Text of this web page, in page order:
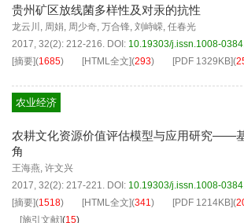
贵州矿区放线菌多样性及对汞的抗性
龙云川 , 周娟, 周少奇, 万合锋, 刘峙嵘, 任春光
2017, 32(2): 212-216. DOI: 10.19303/j.issn.1008-
[摘要](1685) [HTML全文](293) [PDF 1329KB](
农业经济
农耕文化资源价值评估模型与应用研究——
角
王海燕, 许文兴
2017, 32(2): 217-221. DOI: 10.19303/j.issn.1008-
[摘要](1518) [HTML全文](341) [PDF 1214KB](
[施引文献](15)